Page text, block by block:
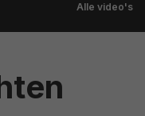
Alle video's